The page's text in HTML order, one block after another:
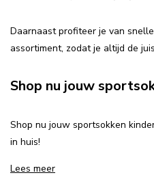
Daarnaast profiteer je van
assortiment, zodat je altijd de
Shop nu jouw
Shop nu jouw sportsokken
in huis!
Lees meer